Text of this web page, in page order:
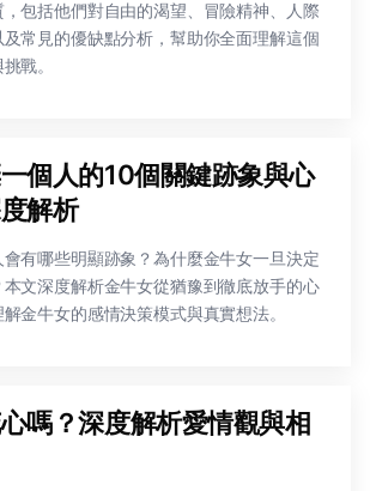
包括他們對自由的渴望、冒險精神、人際
常見的優缺點分析，幫助你全面理解這個
戰。
個人的10個關鍵跡象與心
解析
有哪些明顯跡象？為什麼金牛女一旦決定
文深度解析金牛女從猶豫到徹底放手的心
金牛女的感情決策模式與真實想法。
嗎？深度解析愛情觀與相